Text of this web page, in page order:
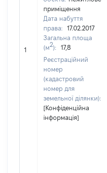
1
приміщення
Дата набуття
права:
17.02.2017
Загальна площа
(м2):
17,8
Реєстраційний
номер
(кадастровий
номер для
земельної ділянки):
[Конфіденційна
інформація]